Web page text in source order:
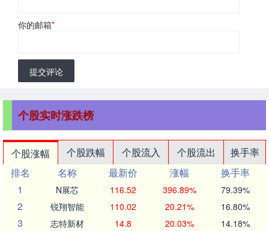
你的邮箱*
提交评论
个股实时涨跌榜
个股涨幅 个股跌幅 个股流入 个股流出
换手率
排名
名称 最新价 涨幅
换手率
1
N展芯 116.52 396.89% 79.39%
2 锐翔智能 110.02 20.21% 16.80%
3 志特新材 14.8 20.03% 14.18%